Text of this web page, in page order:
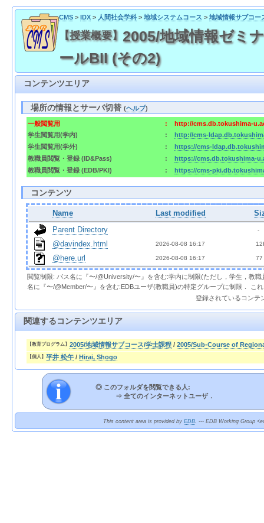
CMS> IDX> 人間社会学科> 地域システムコース > 地域情報サブコー
【授業概要】 2005/地域情報ゼミ
ールBII (その2)
コンテンツエリア
場所の情報とサーバ切替(ヘルプ)
一般閲覧用 :
http://cms.db.tokushima-
学生閲覧用(学内)
:
http://cms-
学生閲覧用(学外)
:
https://cms-
教職員閲覧・登録 (ID&Pass)
:
https://cms.db.tokushima-
教職員閲覧・登録 (EDB/PKI)
: https://cms-
コンテンツ
Name Last modified
Parent Directory
  -
@davindex.html 2026-08-08 16:17
@here.url 2026-08-08 16:17 77
閲覧制限: パス名に『〜/@University/〜』を含む:学内に制限(ただし，学生，教
名に『〜/@Member/〜』を含む:EDBユーザ(教職員)の特定グループに制限． こ
登録されているコンテ
関連するコンテンツエリア
【教育プログラム】 2005/地域情報サブコース/学士課程 / 2005/Sub-Course of
【個人】 平井 松午 / Hirai, Shogo
◎ このフォルダを閲覧できる人:
⇒ 全てのインターネットユーザ．
This content area is provided by EDB. --- EDB Working Group